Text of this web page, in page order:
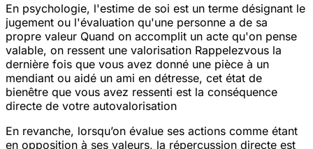
En psychologie, l'estime de soi est un terme désignant le
jugement ou l'évaluation qu'une personne a de sa
propre valeur Quand on accomplit un acte qu'on pense
valable, on ressent une valorisation Rappelezvous la
dernière fois que vous avez donné une pièce à un
mendiant ou aidé un ami en détresse, cet état de
bienêtre que vous avez ressenti est la conséquence
directe de votre autovalorisation
En revanche, lorsqu’on évalue ses actions comme étant
en opposition à ses valeurs, la répercussion directe est